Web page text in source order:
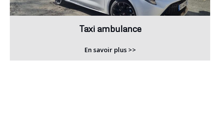
Taxi ambulance
En savoir plus >>